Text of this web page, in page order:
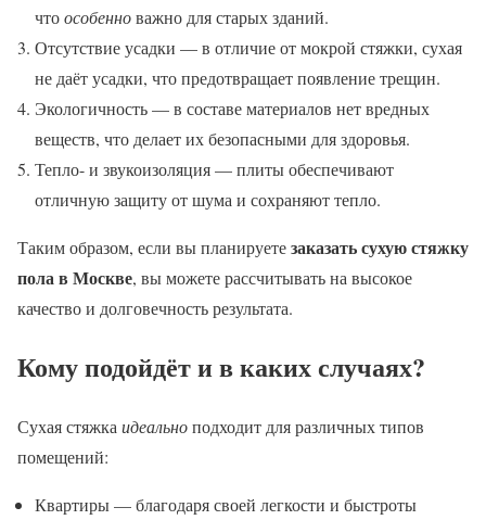
чтоособенноважно для старых зданий.
Отсутствие усадки — в отличие от мокрой стяжки, сухая
не даёт усадки, что предотвращает появление трещин.
Экологичность — в составе материалов нет вредных
веществ, что делает их безопасными для здоровья.
Тепло- и звукоизоляция — плиты обеспечивают
отличную защиту от шума и сохраняют тепло.
Таким образом, если вы планируетезаказать сухую стяжку
пола в Москве, вы можете рассчитывать на высокое
качество и долговечность результата.
Кому подойдёт и в каких случаях?
Сухая стяжкаидеальноподходит для различных типов
помещений:
Квартиры — благодаря своей легкости и быстроты